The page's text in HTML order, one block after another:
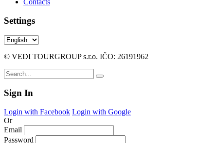
Contacts
Settings
© VEDI TOURGROUP s.r.o. IČO: 26191962
Sign In
Login with Facebook Login with Google
Or
Email
Password